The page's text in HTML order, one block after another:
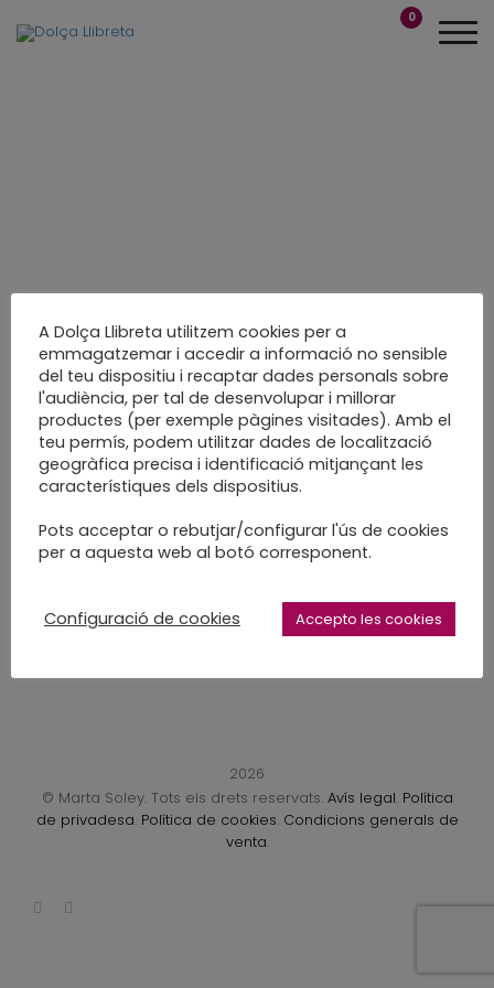
0
Tot a punt per
començar les
classes
Eines...
LEARN MORE
2026
© Marta Soley. Tots els drets reservats. Avís legal. Política
de privadesa. Política de cookies. Condicions generals de
venta.
A Dolça Llibreta utilitzem cookies per a
emmagatzemar i accedir a informació no sensible
del teu dispositiu i recaptar dades personals sobre
l'audiència, per tal de desenvolupar i millorar
productes (per exemple pàgines visitades). Amb el
teu permís, podem utilitzar dades de localització
geogràfica precisa i identificació mitjançant les
característiques dels dispositius.
Pots acceptar o rebutjar/configurar l'ús de cookies
per a aquesta web al botó corresponent.
Configuració de cookies Accepto les cookies